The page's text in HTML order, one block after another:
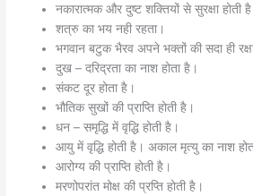
नकारात्मक और दुष्ट शक्तियों से सुरक्षा होती
शत्रु का भय नही रहता।
भगवान बटुक भैरव अपने भक्तों की सदा ही
दुख – दरिद्रता का नाश होता है।
संकट दूर होता है।
भौतिक सुखों की प्राप्ति होती है।
धन – समृद्धि में वृद्धि होती है।
आयु में वृद्धि होती है। अकाल मृत्यु का नाश
आरोग्य की प्राप्ति होती है।
मरणोपरांत मोक्ष की प्रप्ति होती है।